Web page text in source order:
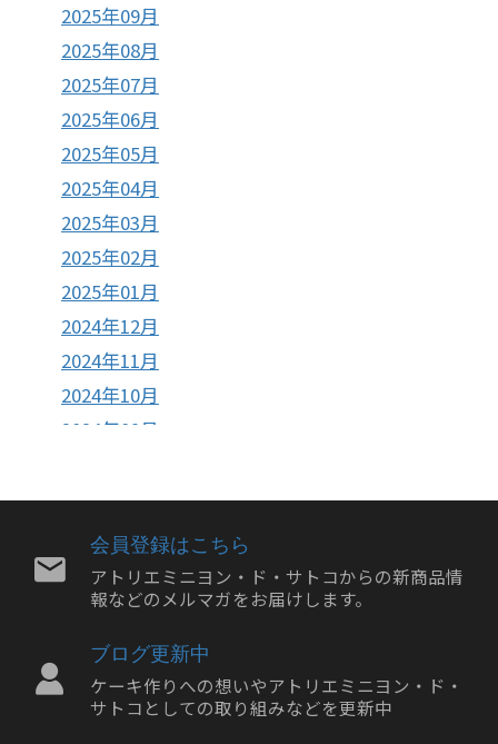
2025年09月
2025年08月
2025年07月
2025年06月
2025年05月
2025年04月
2025年03月
2025年02月
2025年01月
2024年12月
2024年11月
2024年10月
2024年09月
2024年07月
2024年06月
2024年05月
2024年04月
2024年02月
2024年01月
会員登録はこちら
アトリエミニヨン・ド・サトコからの新商品情
報などのメルマガをお届けします。
ブログ更新中
ケーキ作りへの想いやアトリエミニヨン・ド・
サトコとしての取り組みなどを更新中